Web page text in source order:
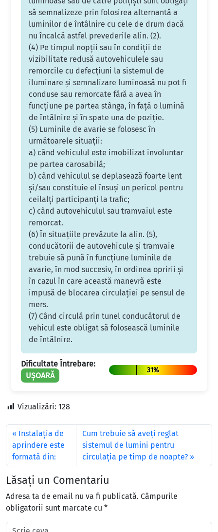
să semnalizeze prin folosirea alternantă a
luminilor de întâlnire cu cele de drum dacă
nu încalcă astfel prevederile alin. (2).
(4) Pe timpul nopţii sau în condiţii de
vizibilitate redusă autovehiculele sau
remorcile cu defecţiuni la sistemul de
iluminare şi semnalizare luminoasă nu pot fi
conduse sau remorcate fără a avea în
funcţiune pe partea stânga, în faţă o lumină
de întâlnire şi în spate una de poziţie.
(5) Luminile de avarie se folosesc în
următoarele situaţii:
a) când vehiculul este imobilizat involuntar
pe partea carosabilă;
b) când vehiculul se deplasează foarte lent
şi/sau constituie el însuşi un pericol pentru
ceilalţi participanţi la trafic;
c) când autovehiculul sau tramvaiul este
remorcat.
(6) În situaţiile prevăzute la alin. (5),
conducătorii de autovehicule şi tramvaie
trebuie să pună în funcţiune luminile de
avarie, în mod succesiv, în ordinea opririi şi
în cazul în care această manevră este
impusă de blocarea circulaţiei pe sensul de
mers.
(7) Când circulă prin tunel conducătorul de
vehicul este obligat să folosească luminile
de întâlnire.
Dificultate Întrebare:
UȘOARĂ
31%
Vizualizări: 128
Instalaţia de
aprindere este
formată din:
Cum trebuie să aveți reglat
sistemul de lumini pentru
circulația pe timp de noapte?
Lăsați un Comentariu
Adresa ta de email nu va fi publicată. Câmpurile
obligatorii sunt marcate cu *